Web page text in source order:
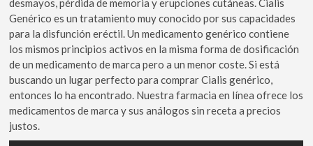
desmayos, pérdida de memoria y erupciones cutáneas. Cialis
Genérico es un tratamiento muy conocido por sus capacidades
para la disfunción eréctil. Un medicamento genérico contiene
los mismos principios activos en la misma forma de dosificación
de un medicamento de marca pero a un menor coste. Si está
buscando un lugar perfecto para comprar Cialis genérico,
entonces lo ha encontrado. Nuestra farmacia en línea ofrece los
medicamentos de marca y sus análogos sin receta a precios
justos.